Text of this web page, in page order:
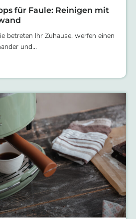
für Faule: Reinigen mit
betreten Ihr Zuhause, werfen einen
und